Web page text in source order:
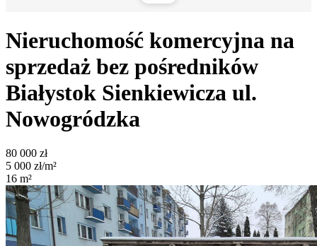
Nieruchomość komercyjna na
sprzedaż bez pośredników
Białystok Sienkiewicza ul.
Nowogródzka
80 000 zł
5 000 zł/m²
16 m²